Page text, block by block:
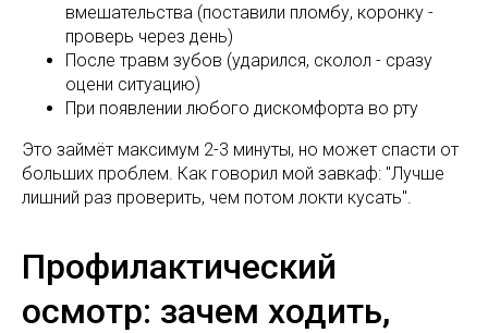
вмешательства (поставили пломбу, коронку -
проверь через день)
После травм зубов (ударился, сколол - сразу
оцени ситуацию)
При появлении любого дискомфорта во рту
Это займёт максимум 2-3 минуты, но может спасти от
больших проблем. Как говорил мой завкаф: "Лучше
лишний раз проверить, чем потом локти кусать".
Профилактический
осмотр: зачем ходить,